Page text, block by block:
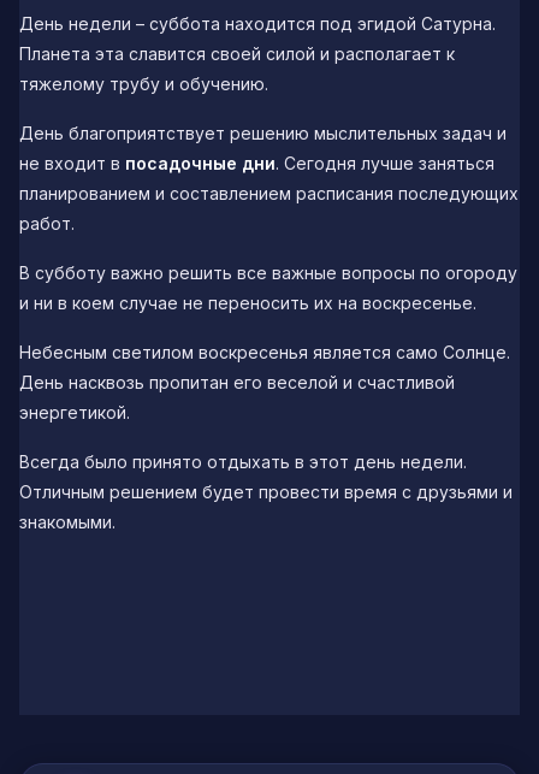
День недели – суббота находится под эгидой Сатурна.
Планета эта славится своей силой и располагает к
тяжелому трубу и обучению.
День благоприятствует решению мыслительных задач и
не входит в посадочные дни. Сегодня лучше заняться
планированием и составлением расписания последующих
работ.
В субботу важно решить все важные вопросы по огороду
и ни в коем случае не переносить их на воскресенье.
Небесным светилом воскресенья является само Солнце.
День насквозь пропитан его веселой и счастливой
энергетикой.
Всегда было принято отдыхать в этот день недели.
Отличным решением будет провести время с друзьями и
знакомыми.